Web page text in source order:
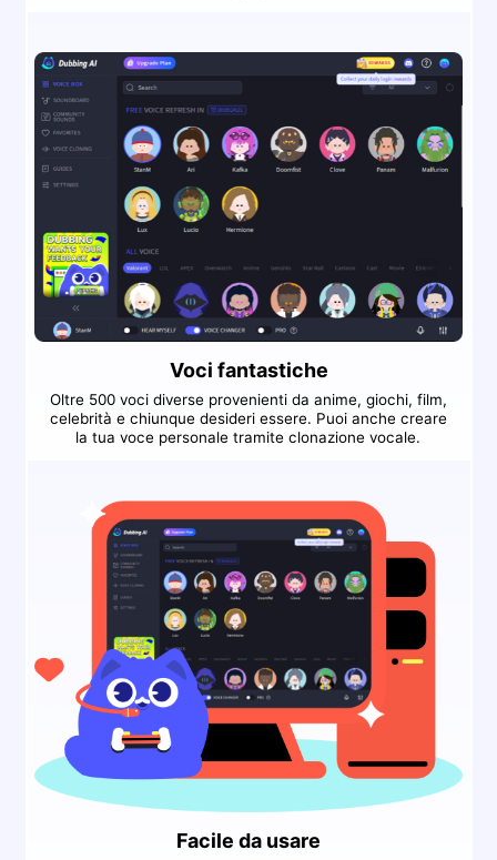
Voci fantastiche
Oltre 500 voci diverse provenienti da anime, giochi, film,
celebrità e chiunque desideri essere. Puoi anche creare
la tua voce personale tramite clonazione vocale.
Facile da usare